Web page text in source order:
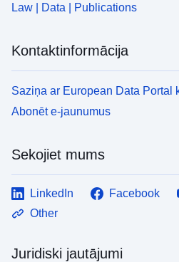
Law | Data | Publications
Kontaktinformācija
Saziņa ar European Data Portal
Abonēt e-jaunumus
Sekojiet mums
LinkedIn Facebook
Other
Juridiski jautājumi